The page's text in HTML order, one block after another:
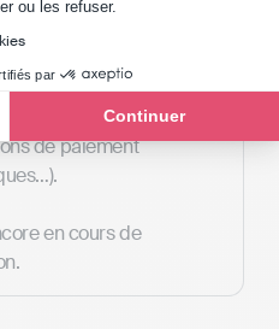
ou les refuser.
par
Continuer
augmenté de
processus
assez complexes
de paiement
en cours de